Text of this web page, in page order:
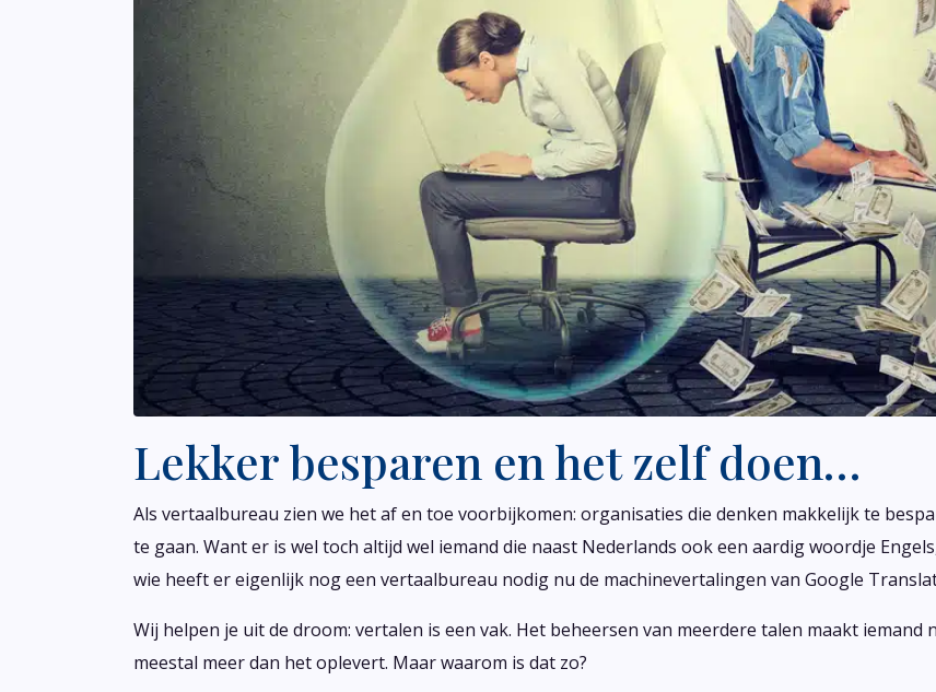
Lekker besparen en het zelf doen…
Als vertaalbureau zien we het af en toe voorbijkomen: organisaties die denken makkelijk te
te gaan. Want er is wel toch altijd wel iemand die naast Nederlands ook een aardig woordje
wie heeft er eigenlijk nog een vertaalbureau nodig nu de machinevertalingen van Google
Wij helpen je uit de droom: vertalen is een vak. Het beheersen van meerdere talen maakt
meestal meer dan het oplevert. Maar waarom is dat zo?